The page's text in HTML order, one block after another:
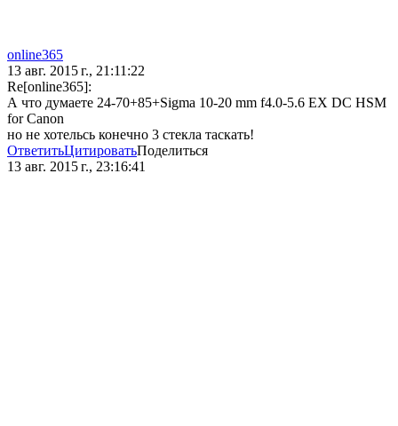
online365
13 авг. 2015 г., 21:11:22
Re[online365]:
А что думаете 24-70+85+Sigma 10-20 mm f4.0-5.6 EX DC HSM
for Canon
но не хотельсь конечно 3 стекла таскать!
ОтветитьЦитироватьПоделиться
13 авг. 2015 г., 23:16:41